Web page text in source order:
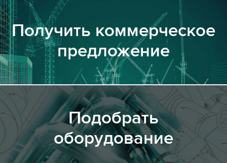
Получить коммерческое
предложение
Подобрать
оборудование